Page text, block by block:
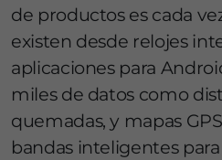
de productos es cada
existen desde relojes
aplicaciones para
miles de datos como
quemadas, y mapas
bandas inteligentes